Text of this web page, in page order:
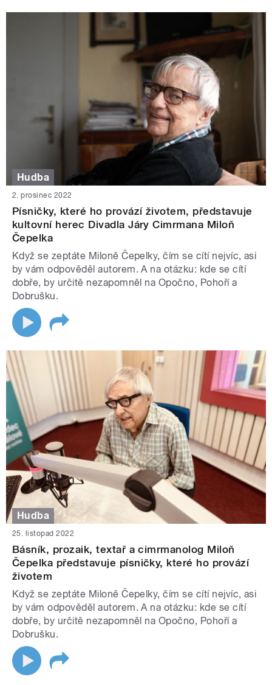
Hudba
2. prosinec 2022
Písničky, které ho provází životem, představuje
kultovní herec Divadla Járy Cimrmana Miloň
Čepelka
Když se zeptáte Miloně Čepelky, čím se cítí nejvíc, asi
by vám odpověděl autorem. A na otázku: kde se cítí
dobře, by určitě nezapomněl na Opočno, Pohoří a
Dobrušku.
Hudba
25. listopad 2022
Básník, prozaik, textař a cimrmanolog Miloň
Čepelka představuje písničky, které ho provází
životem
Když se zeptáte Miloně Čepelky, čím se cítí nejvíc, asi
by vám odpověděl autorem. A na otázku: kde se cítí
dobře, by určitě nezapomněl na Opočno, Pohoří a
Dobrušku.